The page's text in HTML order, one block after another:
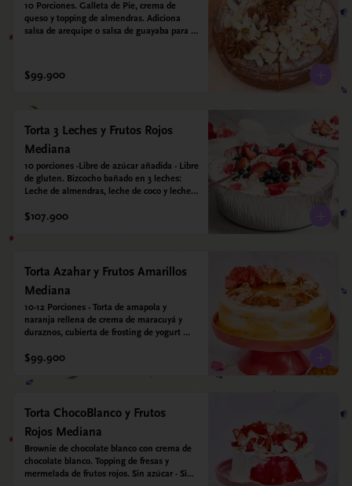
10 Porciones. Galleta de Pie, crema de
queso y topping de almendras. Adiciona
salsa de arequipe o salsa de guayaba para
$99.900
Torta 3 Leches y Frutos Rojos
Mediana
10 porciones -Libre de azúcar añadida - Libre
de gluten. Bizcocho bañado en 3 leches:
Leche de almendras, leche de coco y leche
de arroz, harina de quinoa, huevo, leche de
*contiene un derivado de proteína láctea
conocido como caseína. Topping: Fresas y
Arándanos.
$107.900
Torta Azahar y Frutos Amarillos
Mediana
10-12 Porciones - Torta de amapola y
naranja rellena de crema de maracuyá y
duraznos, cubierta de frosting de yogurt
leyenda para mamá. Sin azúcar - Sin gluten
$99.900
Torta ChocoBlanco y Frutos
Rojos Mediana
Brownie de chocolate blanco con crema de
chocolate blanco. Topping de fresas y
mermelada de frutos rojos. Sin azúcar - Sin